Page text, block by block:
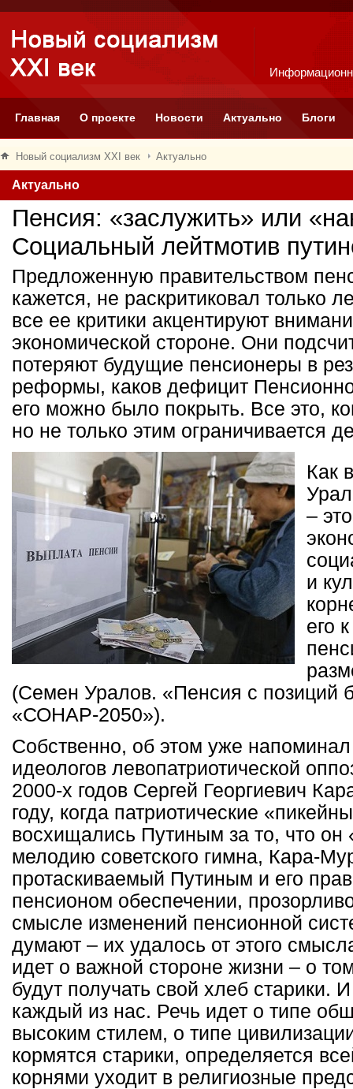
Главная О проекте Новости Актуально Блоги
Новый социализм XXI век Актуально
Актуально
Пенсия: «заслужить» или
Социальный лейтмотив
Предложенную правительством
кажется, не раскритиковал только
все ее критики акцентируют
экономической стороне. Они
потеряют будущие пенсионеры в
реформы, каков дефицит
его можно было покрыть. Все это,
но не только этим ограничивается
Как
–
и
его
(Семен Уралов. «Пенсия с позиций
«СОНАР-2050»).
Собственно, об этом уже
идеологов левопатриотической
2000-х годов Сергей Георгиевич
году, когда патриотические
восхищались Путиным за то, что он
мелодию советского гимна, Кара-
протаскиваемый Путиным и его
пенсионом обеспечении,
смысле изменений пенсионной
думают – их удалось от этого
идет о важной стороне жизни – о
будут получать свой хлеб старики.
каждый из нас. Речь идет о типе
высоким стилем, о типе
кормятся старики, определяется
корнями уходит в религиозные